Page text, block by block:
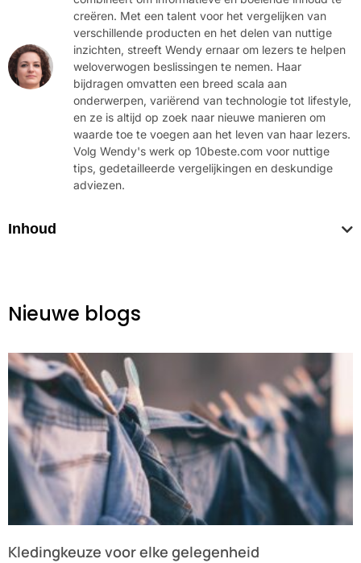
creëren. Met een talent voor het vergelijken van
verschillende producten en het delen van nuttige
inzichten, streeft Wendy ernaar om lezers te helpen
weloverwogen beslissingen te nemen. Haar
bijdragen omvatten een breed scala aan
onderwerpen, variërend van technologie tot lifestyle,
en ze is altijd op zoek naar nieuwe manieren om
waarde toe te voegen aan het leven van haar lezers.
Volg Wendy's werk op 10beste.com voor nuttige
tips, gedetailleerde vergelijkingen en deskundige
adviezen.
Inhoud
Nieuwe blogs
Kledingkeuze voor elke gelegenheid